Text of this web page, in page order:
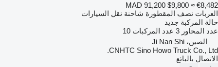
MAD 91,200 $9,800 ≈ €8,482
العربات نصف المقطورة شاحنة نقل السيارات
حالة المركبة جديد
عدد المحاور 3 عدد المركبات 10
الصين، Ji Nan Shi
CNHTC Sino Howo Truck Co., Ltd.
الاتصال بالبائع